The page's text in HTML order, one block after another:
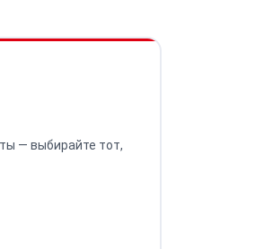
— выбирайте тот,